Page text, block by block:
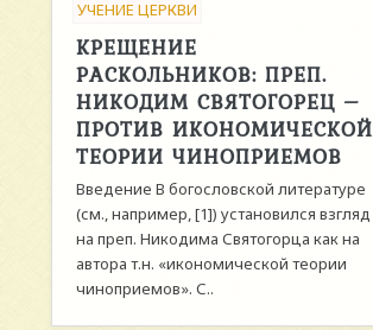
УЧЕНИЕ ЦЕРКВИ
КРЕЩЕНИЕ
РАСКОЛЬНИКОВ: ПРЕП.
НИКОДИМ СВЯТОГОРЕЦ –
ПРОТИВ ИКОНОМИЧЕСКОЙ
ТЕОРИИ ЧИНОПРИЕМОВ
Введение В богословской литературе
(см., например, [1]) установился взгляд
на преп. Никодима Святогорца как на
автора т.н. «икономической теории
чиноприемов». С..